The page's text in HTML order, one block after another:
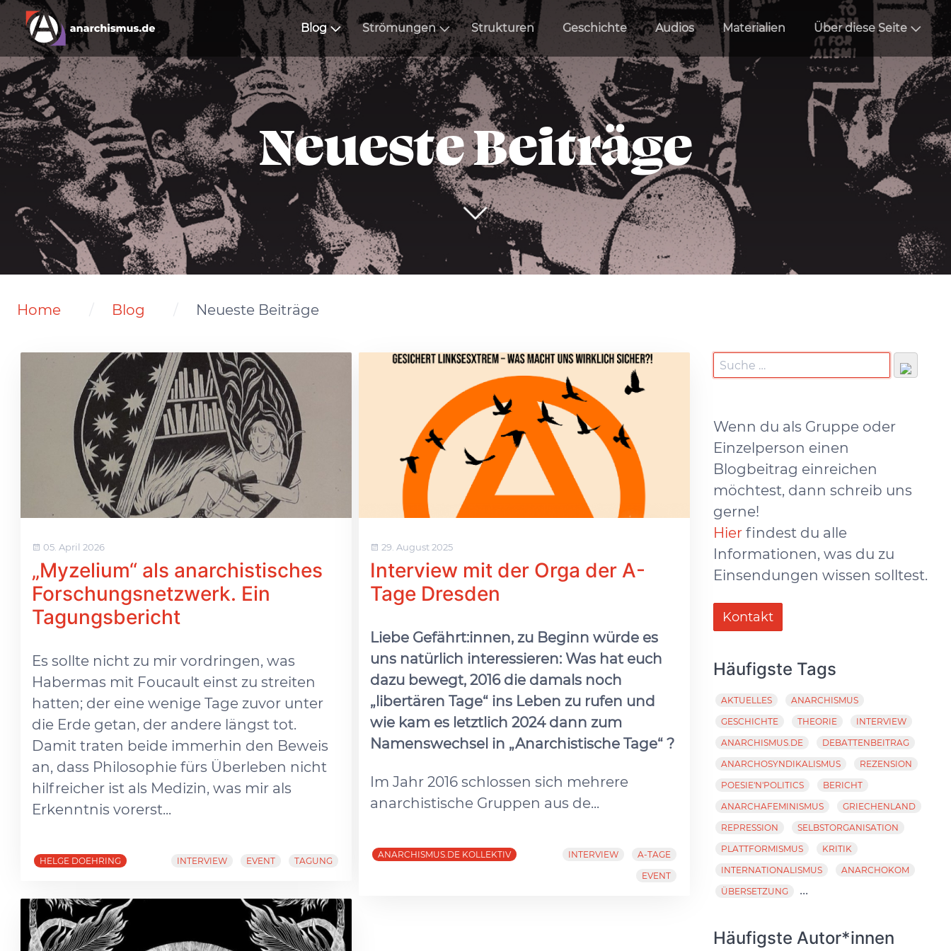
Blog Strömungen Strukturen Geschichte Audios Materialien Über diese Seite
Neueste Beiträge
Home Blog Neueste Beiträge
05. April 2026
„Myzelium“ als anarchistisches
Forschungsnetzwerk. Ein
Tagungsbericht
Es sollte nicht zu mir vordringen, was
Habermas mit Foucault einst zu streiten
hatten; der eine wenige Tage zuvor unter
die Erde getan, der andere längst tot.
Damit traten beide immerhin den Beweis
an, dass Philosophie fürs Überleben nicht
hilfreicher ist als Medizin, was mir als
Erkenntnis vorerst...
HELGE DOEHRING INTERVIEW EVENT TAGUNG
29. August 2025
Interview mit der Orga der A-
Tage Dresden
Liebe Gefährt:innen, zu Beginn würde es
uns natürlich interessieren: Was hat euch
dazu bewegt, 2016 die damals noch
„libertären Tage“ ins Leben zu rufen und
wie kam es letztlich 2024 dann zum
Namenswechsel in „Anarchistische Tage“ ?
Im Jahr 2016 schlossen sich mehrere
anarchistische Gruppen aus de...
ANARCHISMUS.DE KOLLEKTIV INTERVIEW
A-TAGE
EVENT
Wenn du als Gruppe oder
Einzelperson einen
Blogbeitrag einreichen
möchtest, dann schreib uns
gerne!
Hier findest du alle
Informationen, was du zu
Einsendungen wissen solltest.
Kontakt
Häufigste Tags
AKTUELLES
ANARCHISMUS
GESCHICHTE
THEORIE
INTERVIEW
ANARCHISMUS.DE
DEBATTENBEITRAG
ANARCHOSYNDIKALISMUS
REZENSION
POESIE'N'POLITICS
BERICHT
ANARCHAFEMINISMUS
GRIECHENLAND
REPRESSION
SELBSTORGANISATION
PLATTFORMISMUS
KRITIK
INTERNATIONALISMUS
ANARCHOKOM
ÜBERSETZUNG
...
Häufigste Autor*innen